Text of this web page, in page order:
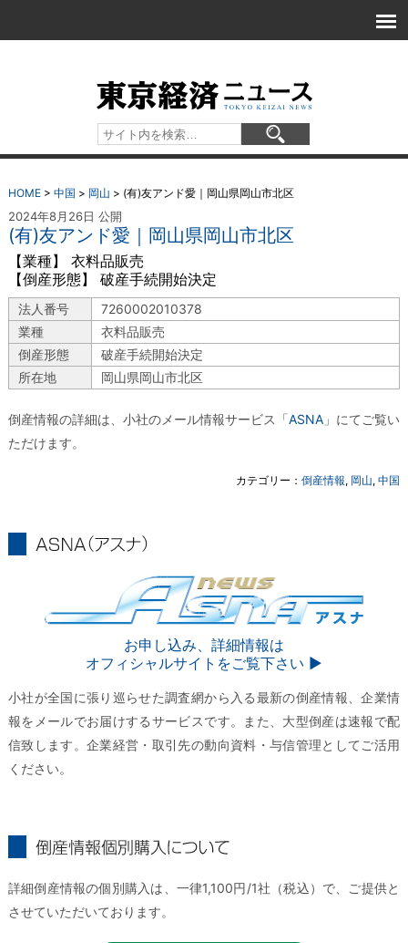
HOME> 中国 > 岡山 > (有)友アンド愛｜岡山県岡山市北区
2024年8月26日 公開
(有)友アンド愛｜岡山県岡山市北区
【業種】 衣料品販売
【倒産形態】 破産手続開始決定
法人番号
7260002010378
業種
衣料品販売
倒産形態
破産手続開始決定
所在地
岡山県岡山市北区
倒産情報の詳細は、小社のメール情報サービス「ASNA 」にてご覧い
ただけます。
カテゴリー：倒産情報, 岡山,中国
お申し込み、詳細情報は
オフィシャルサイトをご覧下さい ▶︎
小社が全国に張り巡らせた調査網から入る最新の倒産情報、企業情
報をメールでお届けするサービスです。また、大型倒産は速報で配
信致します。企業経営・取引先の動向資料・与信管理としてご活用
ください。
詳細倒産情報の個別購入は、一律1,100円/1社（税込）で、ご提供と
させていただいております。